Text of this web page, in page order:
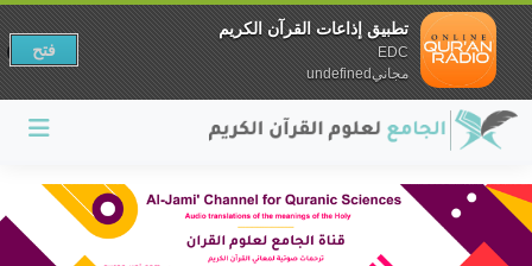
تطبيق إذاعات القرآن الكريم
EDC
مجانيundefined
فتح